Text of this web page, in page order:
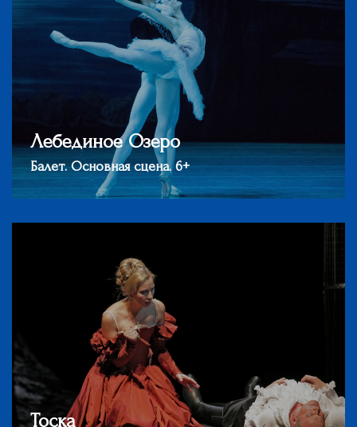
Лебединое Озеро
Балет. Основная сцена. 6+
Тоска